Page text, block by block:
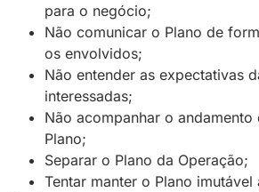
para o negócio;
Não comunicar o Plano de
os envolvidos;
Não entender as expectativas
interessadas;
Não acompanhar o andamento
Plano;
Separar o Plano da Operação;
Tentar manter o Plano